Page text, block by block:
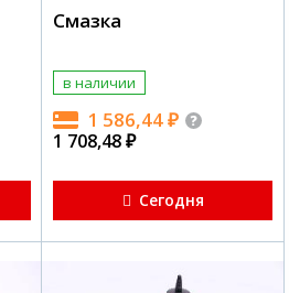
Смазка
в наличии
1 586,44₽
1 708,48₽
Сегодня